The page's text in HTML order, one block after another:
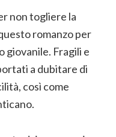
non togliere la
romanzo per
giovanile. Fragili e
a dubitare di
così come